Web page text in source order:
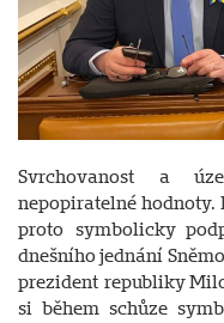
Svrchovanost a
nepopiratelné hodnoty.
proto symbolicky
dnešního jednání
prezident republiky
si během schůze